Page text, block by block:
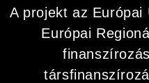
A projekt az Európai
Európai